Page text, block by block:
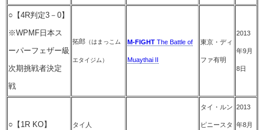
○【4R判定3－0】
※WPMF日本ス
ーパーフェザー級
次期挑戦者決定
戦
拓郎 （はまっこム
エタイジム）
M-FIGHT The Battle of
Muaythai II
東京・ディ
ファ有明
2013
年9月
8日
○【1R KO】 タイ人
タイ・ルン
ピニースタ
2013
年8月